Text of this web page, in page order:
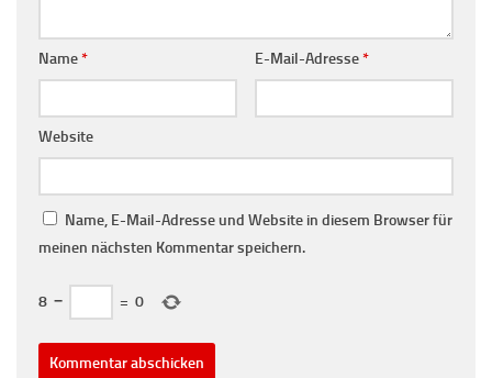
Name* E-Mail-Adresse*
Website
Name, E-Mail-Adresse und Website in diesem Browser für
meinen nächsten Kommentar speichern.
8 − = 0